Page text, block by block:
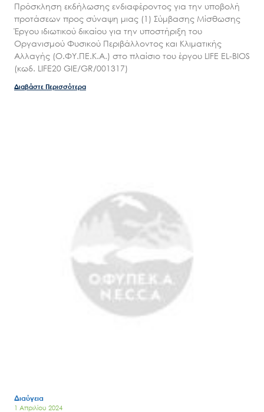
Ο.ΦΥ.ΠΕ.Κ.Α.
Πρόσκληση εκδήλωσης ενδιαφέροντος για την υποβολή
προτάσεων προς σύναψη μιας (1) Σύμβασης Μίσθωσης
Έργου ιδιωτικού δικαίου για την υποστήριξη του
Οργανισμού Φυσικού Περιβάλλοντος και Κλιματικής
Αλλαγής (Ο.ΦΥ.ΠΕ.Κ.Α.) στο πλαίσιο του έργου LIFE EL-BIOS
(κωδ. LIFE20 GIE/GR/001317)
Διαβάστε Περισσότερα
Διαύγεια
1 Απριλίου 2024